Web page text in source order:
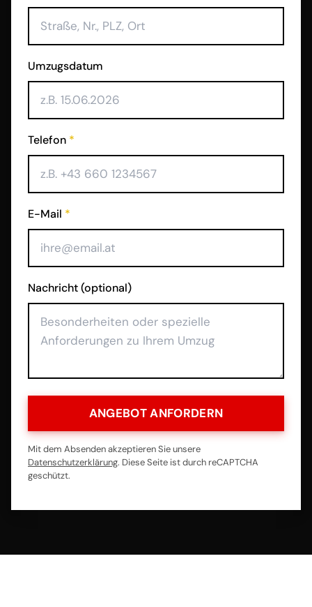
Umzugsdatum
Telefon *
E-Mail *
Nachricht (optional)
ANGEBOT ANFORDERN
Mit dem Absenden akzeptieren Sie unsere
Datenschutzerklärung. Diese Seite ist durch reCAPTCHA
geschützt.